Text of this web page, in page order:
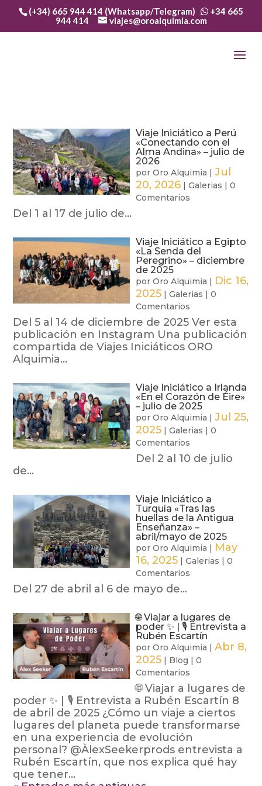
(+34) 665 944 414 (Whatsapp/Telegram)
+34 665
944 414
viajes@oroalquimia.com
Viaje Iniciático a Perú
«Conectando con el
Alma Andina» – julio de
2026
porOro Alquimia |Jul
20, 2026 |Galerias |0
Comentarios
Del 1 al 17 de julio de...
Viaje Iniciático a Egipto
«La Senda del
Peregrino» – diciembre
de 2025
porOro Alquimia | Dic 16,
2025 |Galerias |0
Comentarios
Del 5 al 14 de diciembre de 2025 Ver esta
publicación en Instagram Una publicación
compartida de Viajes Iniciáticos ORO
Alquimia...
Viaje Iniciático a Irlanda
«En el Corazón de Éire»
– julio de 2025
porOro Alquimia |Jul 25,
2025 |Galerias |0
Comentarios
Del 2 al 10 de julio
de...
Viaje Iniciático a
Turquía «Tras las
huellas de la Antigua
Enseñanza» –
abril/mayo de 2025
porOro Alquimia | May
16, 2025 |Galerias |0
Comentarios
Del 27 de abril al 6 de mayo de...
🌐 Viajar a lugares de
poder ✨ | 🎙️ Entrevista a
Rubén Escartín
porOro Alquimia |Abr 8,
2025 | Blog |0
Comentarios
🌐 Viajar a lugares de
poder ✨ | 🎙️ Entrevista a Rubén Escartín 8
de abril de 2025 ¿Cómo un viaje a ciertos
lugares del planeta puede transformarse
en una experiencia de evolución
personal? @ÀlexSeekerprods entrevista a
Rubén Escartín, que nos explica qué hay
que tener...